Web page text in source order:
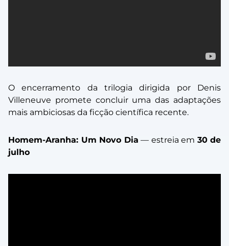
O encerramento da trilogia dirigida por Denis
Villeneuve promete concluir uma das adaptações
mais ambiciosas da ficção científica recente.
Homem-Aranha: Um Novo Dia — estreia em 30 de
julho